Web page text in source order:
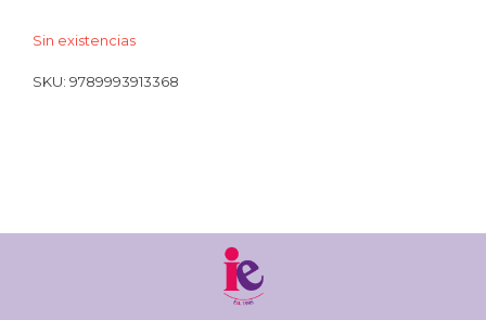
Sin existencias
SKU: 9789993913368